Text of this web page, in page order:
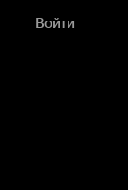
Войти